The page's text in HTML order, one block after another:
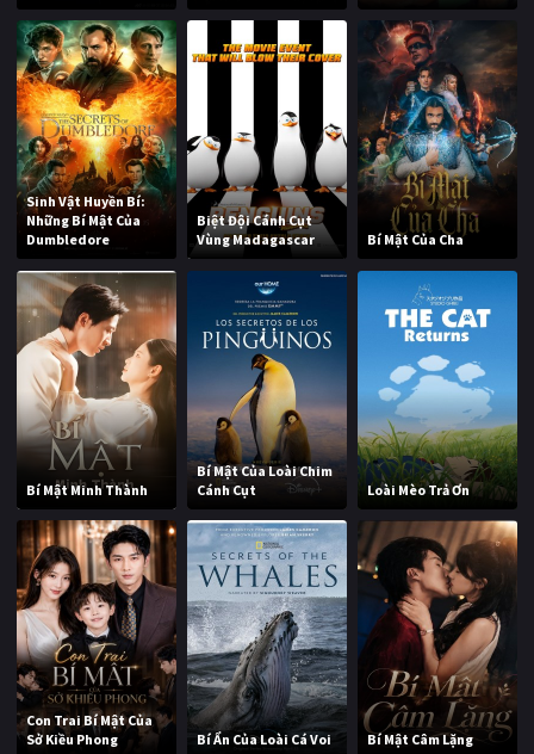
Sinh Vật Huyền Bí:
Những Bí Mật Của
Dumbledore
Biệt Đội Cánh Cụt
Vùng Madagascar
Bí Mật Của Cha
Bí Mật Minh Thành
Bí Mật Của Loài Chim
Cánh Cụt
Loài Mèo Trả Ơn
Con Trai Bí Mật Của
Sở Kiều Phong
Bí Ẩn Của Loài Cá Voi Bí Mật Câm Lặng